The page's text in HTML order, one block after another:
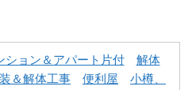
ション＆アパート片付
解体
＆解体工事 便利屋
小樽、